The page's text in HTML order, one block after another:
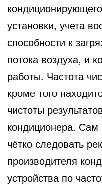
установки, учета
способности к
потока воздуха, и
работы. Частота
кроме того
чистоты
кондиционера.
чётко следовать
производителя
устройства по